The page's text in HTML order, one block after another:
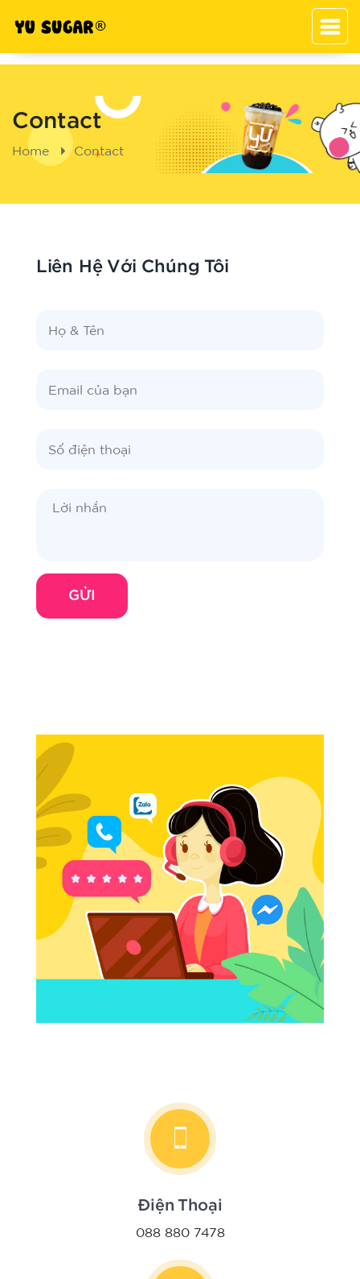
Contact
Home Contact
Liên Hệ Với Chúng Tôi
Điện Thoại
088 880 7478